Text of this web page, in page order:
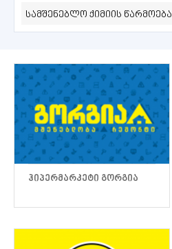
სამშენებლო ქიმიის წარმოება
ᲰᲘᲞᲔᲠᲛᲐᲠᲙᲔᲢᲘ ᲒᲝᲠᲒᲘᲐ